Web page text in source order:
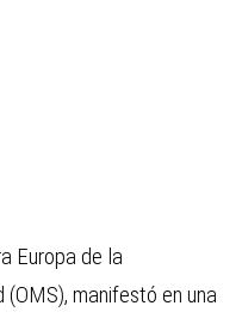
Europa de la
manifestó en una